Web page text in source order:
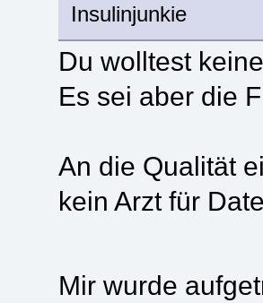
Insulinjunkie
Du wolltest
Es sei aber die
An die Qualität
kein Arzt für
Mir wurde